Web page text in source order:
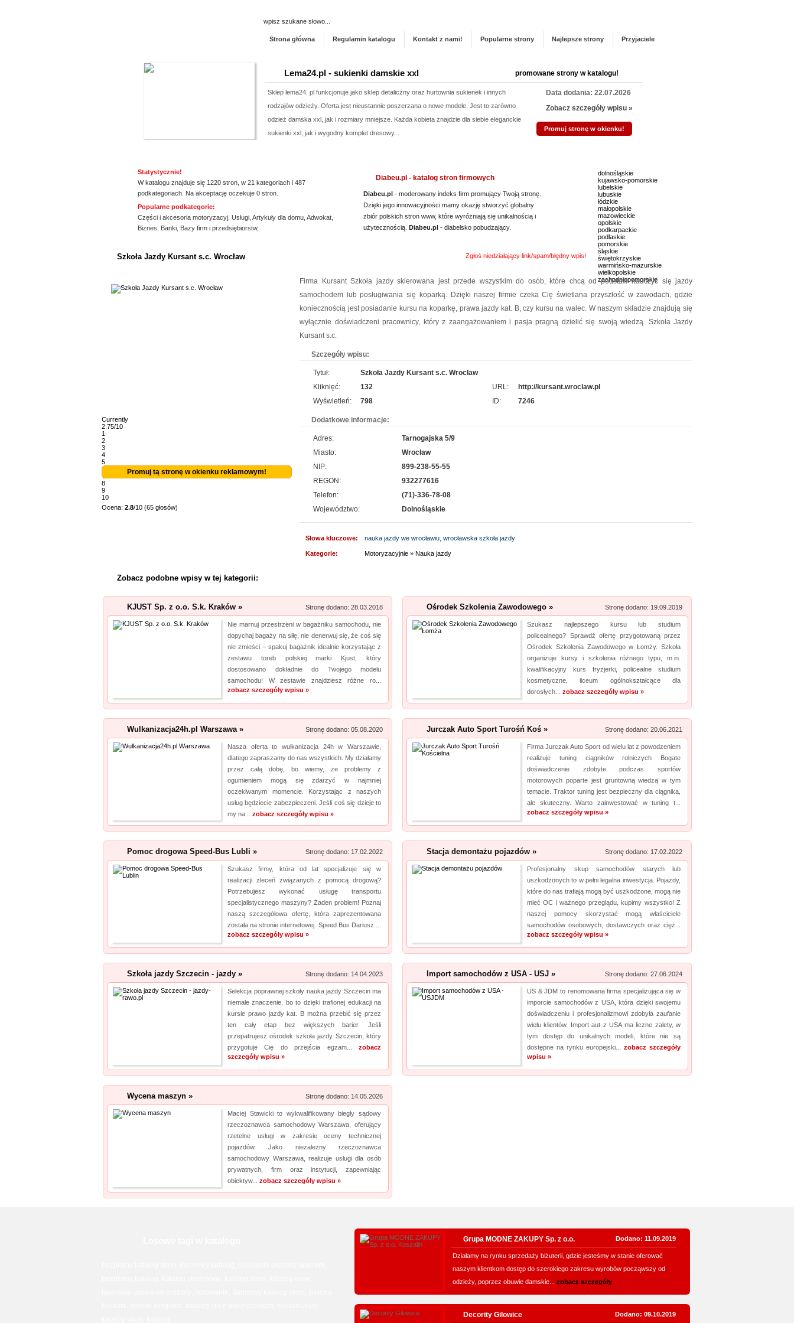
Strona główna Regulamin katalogu Kontakt z nami! Popularne strony Najlepsze strony Przyjaciele
Lema24.pl - sukienki damskie xxl promowane strony w katalogu!
Sklep lema24. pl funkcjonuje jako sklep detaliczny oraz hurtownia sukienek i innych
rodzajów odzieży. Oferta jest nieustannie poszerzana o nowe modele. Jest to zarówno
odzież damska xxl, jak i rozmiary mniejsze. Każda kobieta znajdzie dla siebie eleganckie
sukienki xxl, jak i wygodny komplet dresowy...
Data dodania: 22.07.2026
Zobacz szczegóły wpisu »
Promuj stronę w okienku!
Akredytowane laboratorium pomiarowe Kwant-Lab to miejsce, które powinien odwiedzić
każdy, kogo interesują pomiary pola elektromagnetycznego w środowisku pracy i nie tylko.
Laboratorium akredytowane posiada odpowiednią aparaturę oraz wiedzę, by dokonać
rzetelnych pomiarów. Jeśli chodzi o pole elektro...
Data dodania: 16.07.2026
Zobacz szczegóły wpisu »
Promuj stronę w okienku!
promowane strony w katalogu!
naszą propozycję. Uwzględnia ona dobre jakościowo worki do pasteryzacji i szereg
innych wyrobów. Sprzedajemy również worki doypack, a jeżeli tym, czego szukasz, są
worki do sterylizacji, również je u nas nabędziesz....
Data dodania: 02.07.2026
Zobacz szczegóły wpisu »
Promuj stronę w okienku!
Aermec serwis urządzeń
Jesteśmy firmą oferującą innowacyjne urządzenia dla systemów chłodzenia. Obsługujemy
Promuj stronę w okienku!
Szpital Specjalista
Szpital Specjalista, to placówka na najwyższym poziomie. Działają tam zarówno poradnie,
jak i oddział szpitalny. Wykonuje się tam usuwanie prostaty laserem, a także laserowe
usuwanie kamieni nerkowych. Jak więc widać, operacja laserowa jest powszechna. Daje
to pacjentom możliwość szybkiego powrotu d...
Kalendarz podkładka pod mysz
Szukasz przykuwających uwagę gadżetów promocyjnych, typu podkładka pod mysz?
Niezwłocznie zapoznaj się z naszą ofertą. Wytwarzamy podkładki pod myszki dla graczy,
a jeżeli tym czego szukasz jest kalendarz podkładka pod mysz, również ją u nas
Data dodania: 03.07.2026
Oferujemy zgłaszającym się do nas zleceniodawcom kompleksowe usługi archiwizacyjne.
Dzięki nam Twoje biuro zyska więcej wolnego miejsca. Archiwizacja dokumentów
księgowych to nasza specjalność, a ochrona poufnych informacji jest naszym kluczowym
wyzwaniem. Podejmiemy się również zadania, jakim jest ...
Data dodania: 20.07.2026
Zobacz szczegóły wpisu »
Promuj stronę w okienku!
Rehabilitacja niemowląt Bielsko Biała promowane strony w katalogu!
Mikropolaryzacja mózgu, to jedna z terapii, która pozwala osiągać efekty w walce o powrót
do pełnej sprawności dziecka. Mikropolaryzacja jest bezbolesna i nieinwazyjna. Wykonuje
ją Ośrodek Intensywnej Rehabilitacji Dzieci Michałkowo. Oczywiście poza tym
wdrażanych jest wiele innych terapii dopasowan...
Data dodania: 13.07.2026
Zobacz szczegóły wpisu »
Promuj stronę w okienku!
Profile aluminiowe Łódź promowane strony w katalogu!
Jesteśmy firmą dostarczającą najwyższej klasy wyroby z metalu i przybory do napraw.
Prowadzony przez nas sklep metalowy Łódź wyróżnia się obszerną listą produktów,
przydatnych tak samo w domu, jak i na zewnątrz. Nasza propozycja obejmuje m. in.
wytrzymałe wkręty Łódź oraz oryginalnie wyglądające met...
Data dodania: 16.07.2026
Zobacz szczegóły wpisu »
Promuj stronę w okienku!
HYDRO-PLAN Maków Mazowiecki promowane strony w katalogu!
Pozwolenie wodnoprawne jest wymagane prawem w ściśle określonych sytuacjach.
Niedopełnienie uzyskania tego pozwolenia może wywołać poważne skutki prawne. Firma
Hydro-Plan pomaga takowe uzyskać, przygotowując operaty wodnoprawne. Są one
niezbędne w takim wypadku. Dodatkowo Hydro-Plan opracowuje plany...
Data dodania: 29.06.2026
Zobacz szczegóły wpisu »
Promuj stronę w okienku!
dolnośląskie
kujawsko-pomorskie
lubelskie
lubuskie
łódzkie
małopolskie
mazowieckie
opolskie
podkarpackie
podlaskie
pomorskie
śląskie
świętokrzyskie
warmińsko-mazurskie
wielkopolskie
zachodniopomorskie
Diabeu.pl - katalog stron firmowych
Diabeu.pl - moderowany indeks firm promujący Twoją stronę.
Dzięki jego innowacyjności mamy okazję stworzyć globalny
zbiór polskich stron www, które wyróżniają się unikalnością i
użytecznością. Diabeu.pl - diabelsko pobudzający.
Statystycznie!
W katalogu znajduje się 1220 stron, w 21 kategoriach i 487
podkategoriach. Na akceptację oczekuje 0 stron.
Popularne podkategorie:
Części i akcesoria motoryzacyj Usługi Artykuły dla domu Adwokat
Biznes
Banki Bazy firm i przedsiębiorstw,
Szkoła Jazdy Kursant s.c. Wrocław Zgłoś niedziałający link/spam/błędny wpis!
Currently
2.75/10
1
2
3
4
5
6
7
8
9
10
Ocena: 2.8/10 (65 głosów)
Promuj tą stronę w okienku reklamowym!
Firma Kursant Szkoła jazdy skierowana jest przede wszystkim do osób, które chcą od podstaw nauczyć się jazdy
samochodem lub posługiwania się koparką. Dzięki naszej firmie czeka Cię świetlana przyszłość w zawodach, gdzie
koniecznością jest posiadanie kursu na koparkę, prawa jazdy kat. B, czy kursu na walec. W naszym składzie znajdują się
wyłącznie doświadczeni pracownicy, który z zaangażowaniem i pasja pragną dzielić się swoją wiedzą. Szkoła Jazdy
Kursant s.c.
Szczegóły wpisu:
Tytuł:
Szkoła Jazdy Kursant s.c. Wrocław
Kliknięć:
132 URL:
http://kursant.wroclaw.pl
Wyświetleń:
798 ID: 7246
Dodatkowe informacje:
Adres:
Tarnogajska 5/9
Miasto:
Wrocław
NIP:
899-238-55-55
REGON:
932277616
Telefon:
(71)-336-78-08
Województwo:
Dolnośląskie
Słowa kluczowe: nauka jazdy we wrocławiu, wrocławska szkoła jazdy
Kategorie: Motoryzacyjnie » Nauka jazdy
Zobacz podobne wpisy w tej kategorii:
KJUST Sp. z o.o. S.k. Kraków » Stronę dodano: 28.03.2018
Nie marnuj przestrzeni w bagażniku samochodu, nie
dopychaj bagaży na siłę, nie denerwuj się, że coś się
nie zmieści – spakuj bagażnik idealnie korzystając z
zestawu toreb polskiej marki Kjust, który
dostosowano dokładnie do Twojego modelu
samochodu! W zestawie znajdziesz różne ro...
zobacz szczegóły wpisu »
Ośrodek Szkolenia Zawodowego » Stronę dodano: 19.09.2019
Szukasz najlepszego kursu lub studium
policealnego? Sprawdź ofertę przygotowaną przez
Ośrodek Szkolenia Zawodowego w Łomży. Szkoła
organizuje kursy i szkolenia różnego typu, m.in.
kwalifikacyjny kurs fryzjerki, policealne studium
kosmetyczne, liceum ogólnokształcące dla
dorosłych... zobacz szczegóły wpisu »
Wulkanizacja24h.pl Warszawa » Stronę dodano: 05.08.2020
Nasza oferta to wulkanizacja 24h w Warszawie,
dlatego zapraszamy do nas wszystkich. My działamy
przez całą dobę, bo wiemy, że problemy z
ogumieniem mogą się zdarzyć w najmniej
oczekiwanym momencie. Korzystając z naszych
usług będziecie zabezpieczeni. Jeśli coś się dzieje to
my na... zobacz szczegóły wpisu »
Jurczak Auto Sport Turośń Koś » Stronę dodano: 20.06.2021
Firma Jurczak Auto Sport od wielu lat z powodzeniem
realizuje tuning ciągników rolniczych Bogate
doświadczenie zdobyte podczas sportów
motorowych poparte jest gruntowną wiedzą w tym
temacie. Traktor tuning jest bezpieczny dla ciągnika,
ale skuteczny. Warto zainwestować w tuning t...
zobacz szczegóły wpisu »
Pomoc drogowa Speed-Bus Lubli » Stronę dodano: 17.02.2022
Szukasz firmy, która od lat specjalizuje się w
realizacji zleceń związanych z pomocą drogową?
Potrzebujesz wykonać usługę transportu
specjalistycznego maszyny? Żaden problem! Poznaj
naszą szczegółowa ofertę, która zaprezentowana
została na stronie internetowej. Speed Bus Dariusz ...
zobacz szczegóły wpisu »
Stacja demontażu pojazdów » Stronę dodano: 17.02.2022
Profesjonalny skup samochodów starych lub
uszkodzonych to w pełni legalna inwestycja. Pojazdy,
które do nas trafiają mogą być uszkodzone, mogą nie
mieć OC i ważnego przeglądu, kupimy wszystko! Z
naszej pomocy skorzystać mogą właściciele
samochodów osobowych, dostawczych oraz cięż...
zobacz szczegóły wpisu »
Szkoła jazdy Szczecin - jazdy » Stronę dodano: 14.04.2023
Selekcja poprawnej szkoły nauka jazdy Szczecin ma
niemałe znaczenie, bo to dzięki trafionej edukacji na
kursie prawo jazdy kat. B można przebić się przez
ten cały etap bez większych barier. Jeśli
przepatrujesz ośrodek szkoła jazdy Szczecin, który
przygotuje Cię do przejścia egzam... zobacz
szczegóły wpisu »
Import samochodów z USA - USJ » Stronę dodano: 27.06.2024
US & JDM to renomowana firma specjalizująca się w
imporcie samochodów z USA, która dzięki swojemu
doświadczeniu i profesjonalizmowi zdobyła zaufanie
wielu klientów. Import aut z USA ma liczne zalety, w
tym dostęp do unikalnych modeli, które nie są
dostępne na rynku europejski... zobacz szczegóły
wpisu »
Wycena maszyn » Stronę dodano: 14.05.2026
Maciej Stawicki to wykwalifikowany biegły sądowy
rzeczoznawca samochodowy Warszawa, oferujący
rzetelne usługi w zakresie oceny technicznej
pojazdów. Jako niezależny rzeczoznawca
samochodowy Warszawa, realizuje usługi dla osób
prywatnych, firm oraz instytucji, zapewniając
obiektyw... zobacz szczegóły wpisu »
Grupa MODNE ZAKUPY Sp. z o.o. Dodano: 11.09.2019
Działamy na rynku sprzedaży biżuterii, gdzie jesteśmy w stanie oferować
naszym klientkom dostęp do szerokiego zakresu wyrobów począwszy od
odzieży, poprzez obuwie damskie... zobacz szczegóły
Decority Gilowice Dodano: 09.10.2019